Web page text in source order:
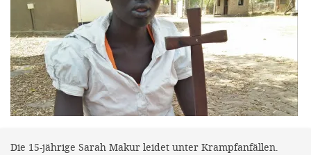
Die 15-jährige Sarah Makur leidet unter Krampfanfällen.
und
unsere
den